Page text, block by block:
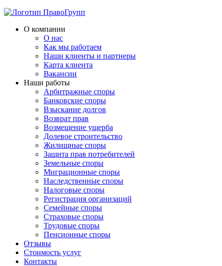
О компании
О нас
Как мы работаем
Наши клиенты и партнеры
Карта клиента
Вакансии
Наши работы
Арбитражные споры
Банковские споры
Взыскание долгов
Возврат прав
Возмещение ущерба
Долевое строительство
Жилищные споры
Защита прав потребителей
Земельные споры
Миграционные споры
Наследственные споры
Налоговые споры
Регистрация организаций
Семейные споры
Страховые споры
Трудовые споры
Пенсионные споры
Отзывы
Стоимость услуг
Контакты